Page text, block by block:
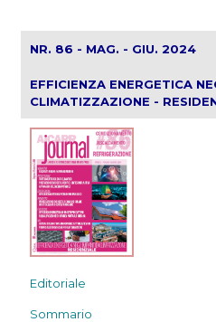
NR. 86 - MAG. - GIU. 2024
EFFICIENZA ENERGETICA
CLIMATIZZAZIONE -
Editoriale
Sommario